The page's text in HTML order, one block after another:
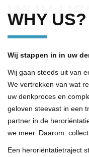
WHY US?
WHY US?
Wij stappen in in uw
Wij gaan steeds uit van
We vertrekken van wat
uw denkproces en
geloven steevast in een
partner in de
we meer. Daarom:
Een heroriëntatietraject